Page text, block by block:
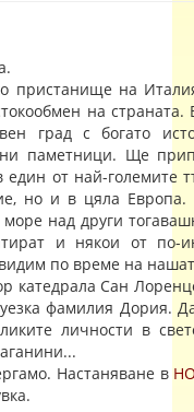
пристанище на
на
град с богато
паметници. Ще
от най-големите
но и в цяла Европа.
море над други
и някои от по-
по време на
катедрала Сан
фамилия Дория.
личности в
Настаняване в